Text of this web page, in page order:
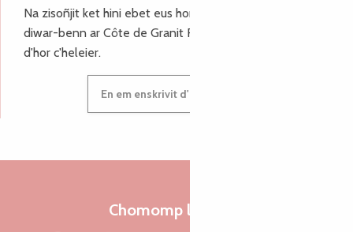
Na zisoñjit ket hini ebet eus hor c'hinnigoù mat ha keleier
diwar-benn ar Côte de Granit Rose, enskrivit hoc'h anv
d'hor c'heleier.
En em enskrivit d'hor c'heleier
Chomomp liammet